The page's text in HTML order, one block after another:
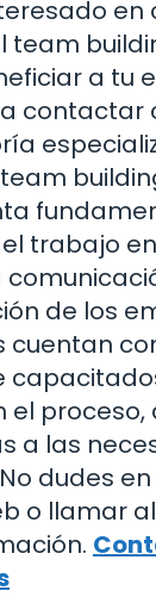
en
team
a tu
contactar
trabajo
de los
cuentan
el
a las
dudes
o llamar